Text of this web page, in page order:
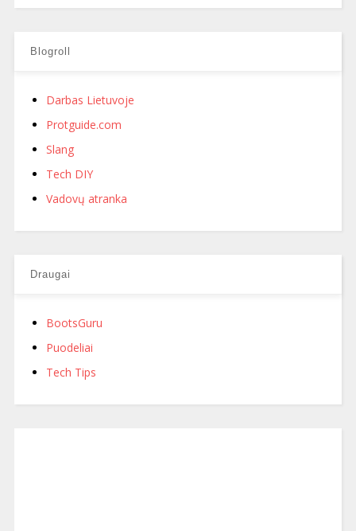
Blogroll
Darbas Lietuvoje
Protguide.com
Slang
Tech DIY
Vadovų atranka
Draugai
BootsGuru
Puodeliai
Tech Tips